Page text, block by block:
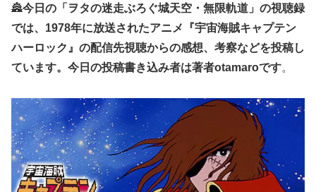
🏯今日の「ヲタの迷走ぶろぐ城天空・無限軌道」の視聴録
では、1978年に放送されたアニメ『宇宙海賊キャプテン
ハーロック』の配信先視聴からの感想、考察などを投稿し
ています。今日の投稿書き込み者は著者otamaroです。